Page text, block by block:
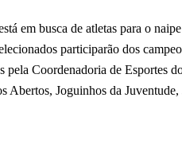
em busca de atletas para o
participarão dos
pela Coordenadoria de Esportes
Abertos, Joguinhos da Juventude,